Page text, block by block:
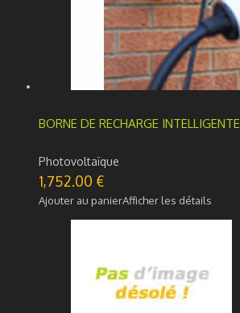
BORNE DE RECHARGE
Photovoltaïque
1,752.00 €
Ajouter au panierAfficher les détails